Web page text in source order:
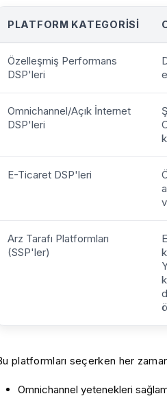
PLATFORM KATEGORISI
Özelleşmiş Performans
DSP'leri
Omnichannel/Açık İnternet
DSP'leri
E-Ticaret DSP'leri
Arz Tarafı Platformları
(SSP'ler)
platformları seçerken her
Omnichannel yetenekleri